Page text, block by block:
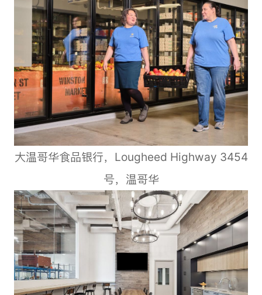
大温哥华食品银行，Lougheed Highway 3454
号，温哥华